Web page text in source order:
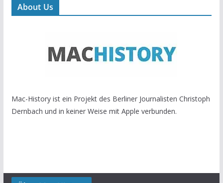
About Us
Mac-History ist ein Projekt des Berliner Journalisten Christoph
Dernbach und in keiner Weise mit Apple verbunden.